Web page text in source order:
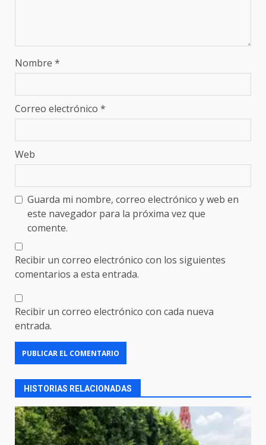
Nombre *
Correo electrónico *
Web
Guarda mi nombre, correo electrónico y web en
este navegador para la próxima vez que
comente.
Recibir un correo electrónico con los siguientes
comentarios a esta entrada.
Recibir un correo electrónico con cada nueva
entrada.
HISTORIAS RELACIONADAS